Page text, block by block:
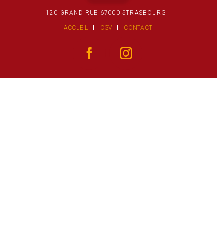
120 GRAND RUE 67000 STRASBOURG
ACCUEIL CGV CONTACT